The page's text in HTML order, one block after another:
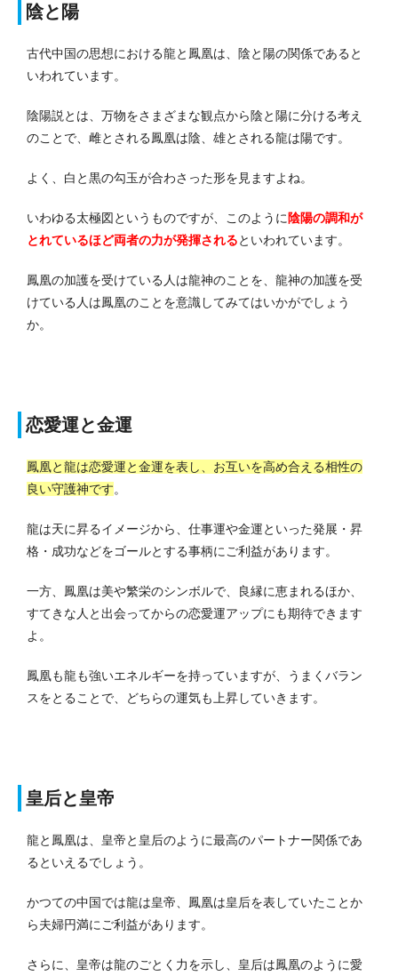
陰と陽
古代中国の思想における龍と鳳凰は、陰と陽の関係であると
いわれています。
陰陽説とは、万物をさまざまな観点から陰と陽に分ける考え
のことで、雌とされる鳳凰は陰、雄とされる龍は陽です。
よく、白と黒の勾玉が合わさった形を見ますよね。
いわゆる太極図というものですが、このように 陰陽の調和が
とれているほど両者の力が発揮されるといわれています。
鳳凰の加護を受けている人は龍神のことを、龍神の加護を受
けている人は鳳凰のことを意識してみてはいかがでしょう
か。
恋愛運と金運
鳳凰と龍は恋愛運と金運を表し、お互いを高め合える相性の
良い守護神です。
龍は天に昇るイメージから、仕事運や金運といった発展・昇
格・成功などをゴールとする事柄にご利益があります。
一方、鳳凰は美や繁栄のシンボルで、良縁に恵まれるほか、
すてきな人と出会ってからの恋愛運アップにも期待できます
よ。
鳳凰も龍も強いエネルギーを持っていますが、うまくバラン
スをとることで、どちらの運気も上昇していきます。
皇后と皇帝
龍と鳳凰は、皇帝と皇后のように最高のパートナー関係であ
るといえるでしょう。
かつての中国では龍は皇帝、鳳凰は皇后を表していたことか
ら夫婦円満にご利益があります。
さらに、皇帝は龍のごとく力を示し、皇后は鳳凰のように愛